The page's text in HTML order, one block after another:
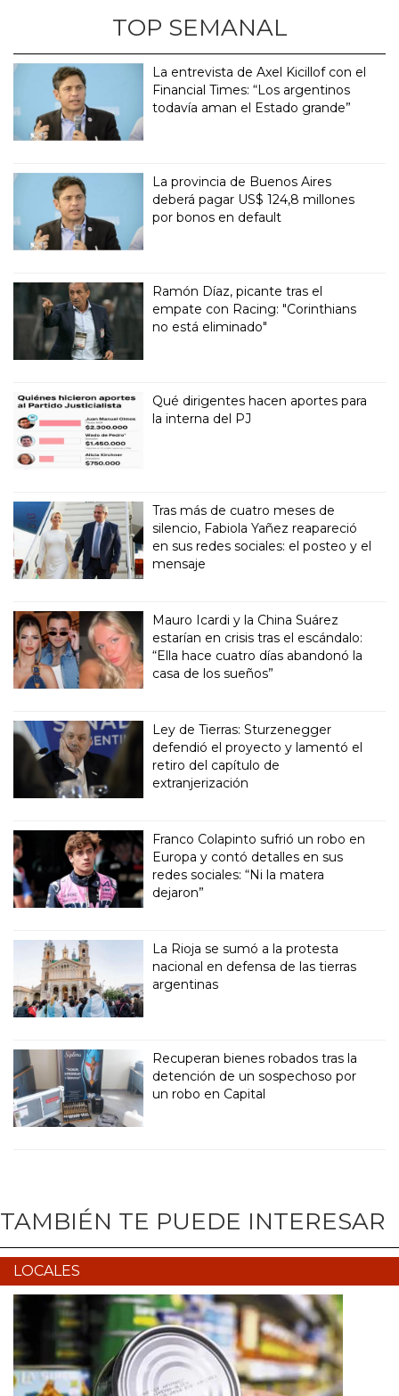
TOP SEMANAL
La entrevista de Axel Kicillof con el
Financial Times: “Los argentinos
todavía aman el Estado grande”
La provincia de Buenos Aires
deberá pagar US$ 124,8 millones
por bonos en default
Ramón Díaz, picante tras el
empate con Racing: "Corinthians
no está eliminado"
Qué dirigentes hacen aportes para
la interna del PJ
Tras más de cuatro meses de
silencio, Fabiola Yañez reapareció
en sus redes sociales: el posteo y el
mensaje
Mauro Icardi y la China Suárez
estarían en crisis tras el escándalo:
“Ella hace cuatro días abandonó la
casa de los sueños”
Ley de Tierras: Sturzenegger
defendió el proyecto y lamentó el
retiro del capítulo de
extranjerización
Franco Colapinto sufrió un robo en
Europa y contó detalles en sus
redes sociales: “Ni la matera
dejaron”
La Rioja se sumó a la protesta
nacional en defensa de las tierras
argentinas
Recuperan bienes robados tras la
detención de un sospechoso por
un robo en Capital
TAMBIÉN TE PUEDE INTERESAR
LOCALES